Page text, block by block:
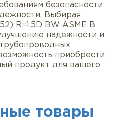
безопасности
Выбирая
R=1,5D BW ASME B
надежности и
приобрести
продукт для вашего
товары